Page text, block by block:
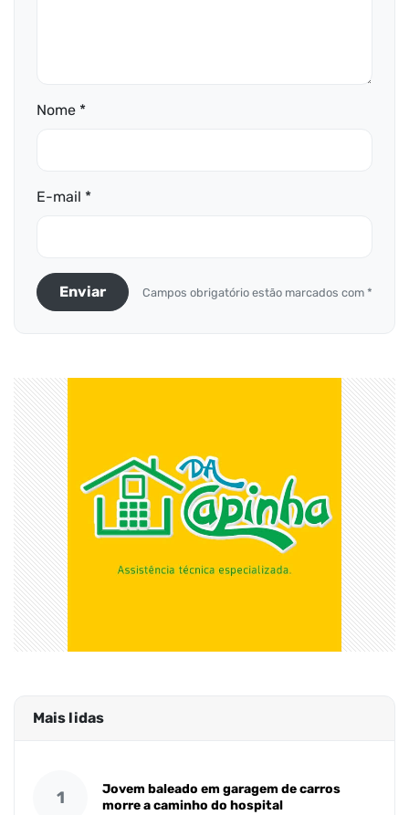
Nome *
E-mail *
Enviar Campos obrigatório estão marcados com *
Mais lidas
1
Jovem baleado em garagem de carros
morre a caminho do hospital